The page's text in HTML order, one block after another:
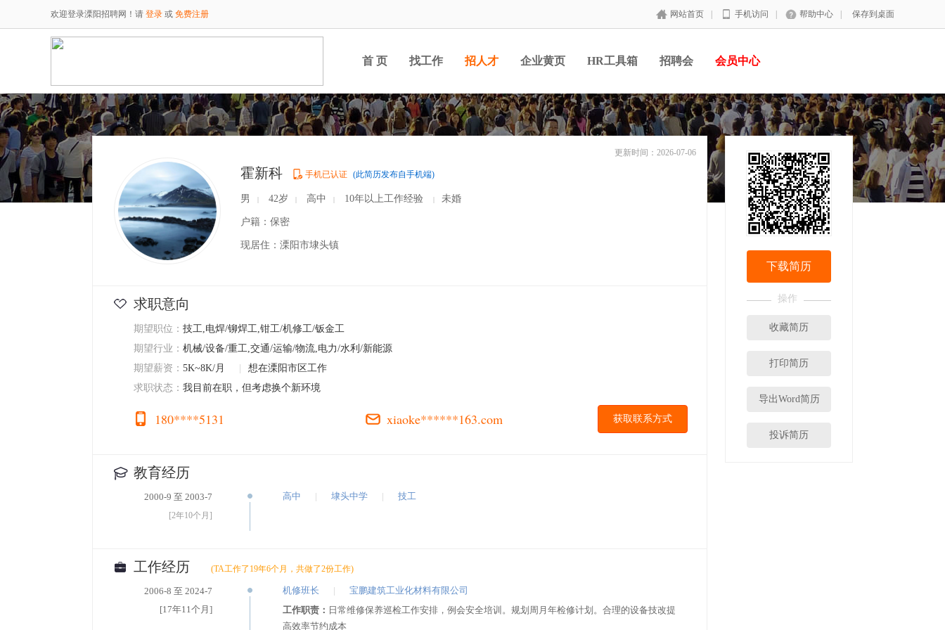
欢迎登录溧阳招聘网！请 登录 或 免费注册 网站首页 手机访问 帮助中心 保存到桌面
首 页 找工作 招人才 企业黄页 HR工具箱 招聘会 会员中心
更新时间：2026-07-06
霍新科 手机已认证 (此简历发布自手机端)
男 | 42岁 | 高中 | 10年以上工作经验 | 未婚
户籍：保密
现居住：溧阳市埭头镇
求职意向
期望职位： 技工,电焊/铆焊工,钳工/机修工/钣金工
期望行业： 机械/设备/重工,交通/运输/物流,电力/水利/新能源
期望薪资： 5K~8K/月
想在溧阳市区工作
求职状态： 我目前在职，但考虑换个新环境
180****5131 xiaoke******163.com 获取联系方式
教育经历
2000-9 至 2003-7
[2年10个月]
高中 | 埭头中学 | 技工
工作经历 (TA工作了19年6个月，共做了2份工作)
2006-8 至 2024-7
[17年11个月]
机修班长 |
宝鹏建筑工业化材料有限公司
工作职责： 日常维修保养巡检工作安排，例会安全培训。规划周月年检修计划。合理的设备技改提
高效率节约成本
下载简历
操作
收藏简历
打印简历
导出Word简历
投诉简历